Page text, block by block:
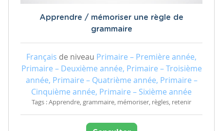
Apprendre / mémoriser une règle de
grammaire
Français de niveau Primaire – Première année,
Primaire – Deuxième année, Primaire – Troisième
année, Primaire – Quatrième année, Primaire –
Cinquième année, Primaire – Sixième année
Tags : Apprendre, grammaire, mémoriser, règles, retenir